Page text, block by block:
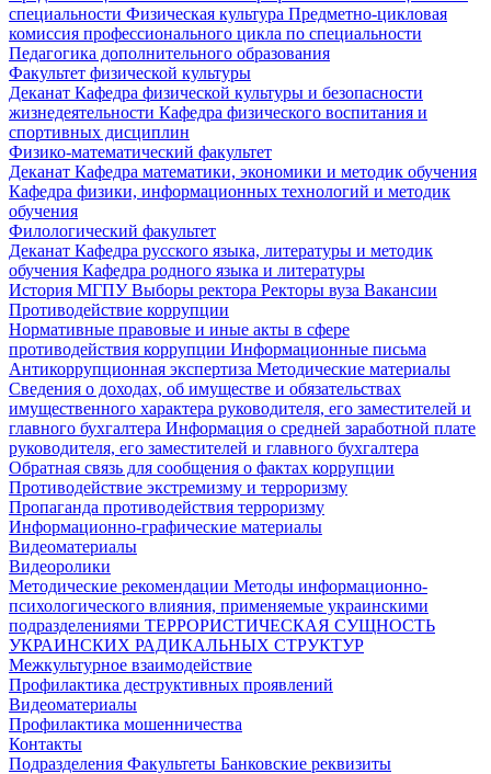
специальности Физическая культура Предметно-цикловая
комиссия профессионального цикла по специальности
Педагогика дополнительного образования
Факультет физической культуры
Деканат Кафедра физической культуры и безопасности
жизнедеятельности Кафедра физического воспитания и
спортивных дисциплин
Физико-математический факультет
Деканат Кафедра математики, экономики и методик обучения
Кафедра физики, информационных технологий и методик
обучения
Филологический факультет
Деканат Кафедра русского языка, литературы и методик
обучения Кафедра родного языка и литературы
История МГПУВыборы ректора Ректоры вуза Вакансии
Противодействие коррупции
Нормативные правовые и иные акты в сфере
противодействия коррупции Информационные письма
Антикоррупционная экспертиза Методические материалы
Сведения о доходах, об имуществе и обязательствах
имущественного характера руководителя, его заместителей и
главного бухгалтера Информация о средней заработной плате
руководителя, его заместителей и главного бухгалтера
Обратная связь для сообщения о фактах коррупции
Противодействие экстремизму и терроризму
Пропаганда противодействия терроризму
Информационно-графические материалы
Видеоматериалы
Видеоролики
Методические рекомендации Методы информационно-
психологического влияния, применяемые украинскими
подразделениями ТЕРРОРИСТИЧЕСКАЯ СУЩНОСТЬ
УКРАИНСКИХ РАДИКАЛЬНЫХ СТРУКТУР
Межкультурное взаимодействие
Профилактика деструктивных проявлений
Видеоматериалы
Профилактика мошенничества
Контакты
Подразделения Факультеты Банковские реквизиты